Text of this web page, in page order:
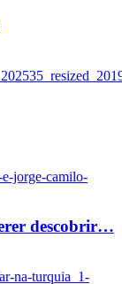
jorge-camilo-
descobrir…
na-turquia_1-